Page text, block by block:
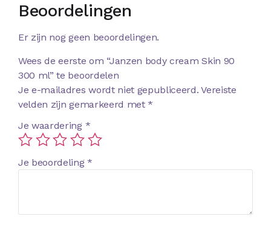
Beoordelingen
Er zijn nog geen beoordelingen.
Wees de eerste om “Janzen body cream Skin 90
300 ml” te beoordelen
Je e-mailadres wordt niet gepubliceerd. Vereiste
velden zijn gemarkeerd met*
Je waardering *
Je beoordeling*